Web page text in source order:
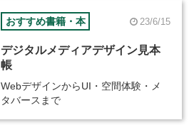
おすすめ書籍・本 23/6/15
デジタルメディアデザイン見本
帳
WebデザインからUI・空間体験・メ
タバースまで